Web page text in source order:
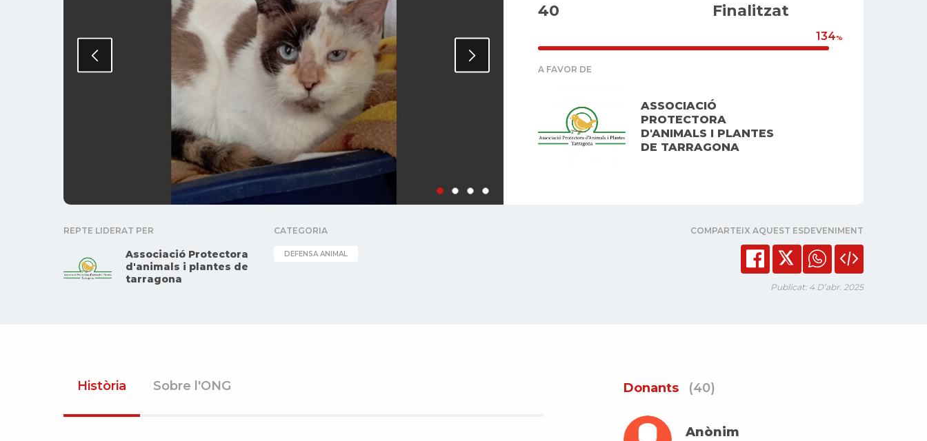
40 Finalitzat
134%
A FAVOR DE
ASSOCIACIÓ
PROTECTORA
D'ANIMALS I PLANTES
DE TARRAGONA
REPTE LIDERAT PER
Associació Protectora
d'animals i plantes de
tarragona
CATEGORIA
DEFENSA ANIMAL
COMPARTEIX AQUEST ESDEVENIMENT
Publicat: 4 D’abr. 2025
Història Sobre l'ONG Donants (40)
Anònim